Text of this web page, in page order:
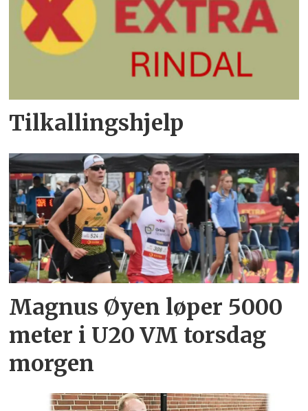
Tilkallingshjelp
Magnus Øyen løper 5000
meter i U20 VM torsdag
morgen